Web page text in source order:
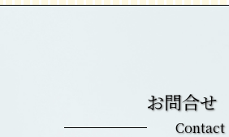
お問合せ
Contact